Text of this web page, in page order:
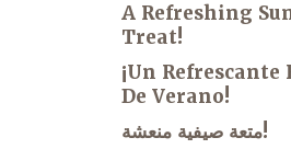
A Refreshing
Treat!
¡Un Refrescante
De Verano!
متعة صيفية منعشة!